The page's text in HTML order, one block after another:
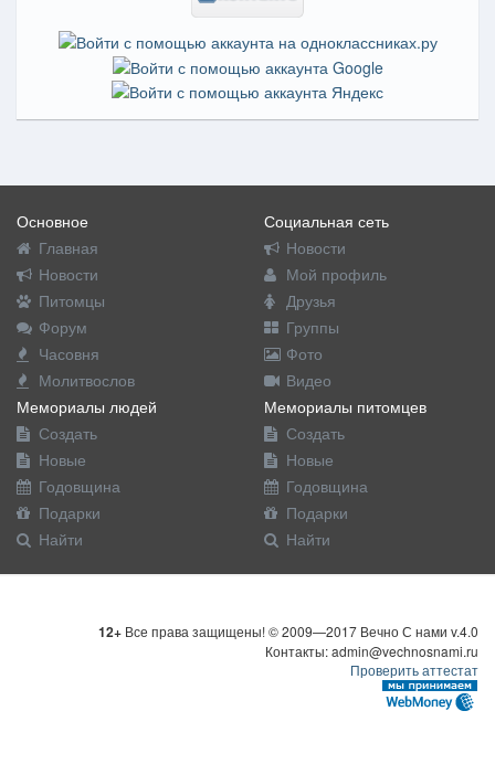
Основное
Главная
Новости
Питомцы
Форум
Часовня
Молитвослов
Социальная сеть
Новости
Мой профиль
Друзья
Группы
Фото
Видео
Мемориалы людей
Создать
Новые
Годовщина
Подарки
Найти
Мемориалы питомцев
Создать
Новые
Годовщина
Подарки
Найти
12+ Все права защищены! © 2009—2017 Вечно С нами v.4.0
Контакты: admin@vechnosnami.ru
Проверить аттестат